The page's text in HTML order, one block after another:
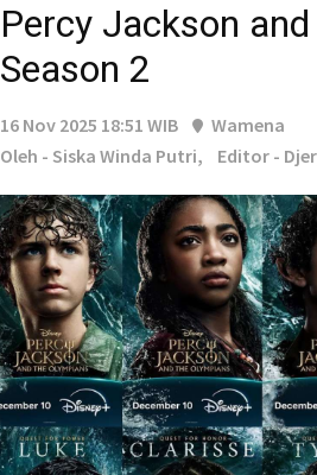
Percy Jackson
Season 2
16 Nov 2025 18:51 WIB
Wamena
Oleh - Siska Winda Putri,
Editor -